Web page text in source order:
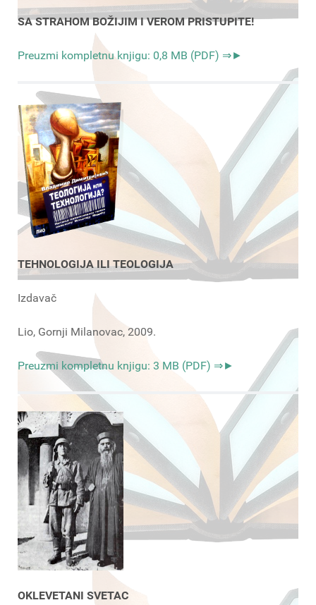
SA STRAHOM BOŽIJIM I VEROM PRISTUPITE!
Preuzmi kompletnu knjigu: 0,8 MB (PDF) ⇒►
TEHNOLOGIJA ILI TEOLOGIJA
Izdavač
Lio, Gornji Milanovac, 2009.
Preuzmi kompletnu knjigu: 3 MB (PDF) ⇒►
OKLEVETANI SVETAC